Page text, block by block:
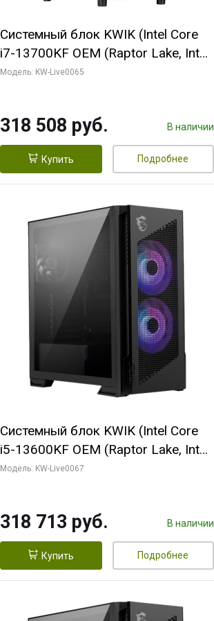
Системный блок KWIK (Intel Core
i7-13700KF OEM (Raptor Lake, Intel
7, C16 8EC/8PC/ 64 ГБ ОЗУ (2
2/ 1 ТБ SSD)
Модель: KW-Live0065
318 508 руб. В наличии
Купить Подробнее
Системный блок KWIK (Intel Core
i5-13600KF OEM (Raptor Lake, Intel
7, C14 8EC/6PC/ 64 ГБ ОЗУ/ Palit
SSD)
Модель: KW-Live0067
318 713 руб. В наличии
Купить Подробнее